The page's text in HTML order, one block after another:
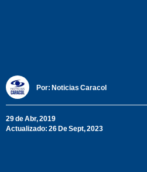
Por: Noticias Caracol
29 de Abr, 2019
Actualizado: 26 De Sept, 2023